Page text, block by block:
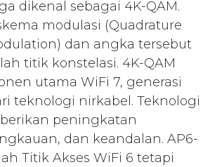
dikenal sebagai 4K-QAM.
modulasi (Quadrature
dan angka tersebut
titik konstelasi. 4K-QAM
utama WiFi 7, generasi
teknologi nirkabel. Teknologi
peningkatan
dan keandalan. AP6-
Titik Akses WiFi 6 tetapi